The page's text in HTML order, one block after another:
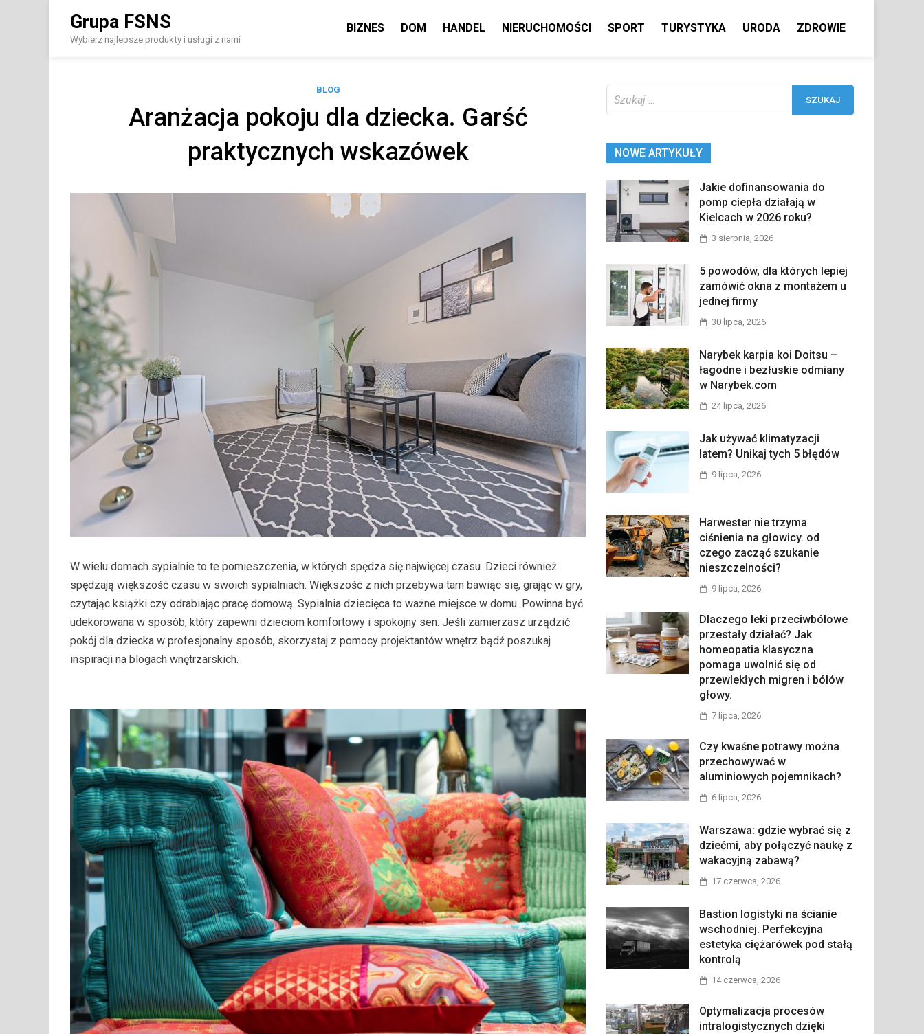
content
Grupa FSNS
Wybierz najlepsze produkty i usługi z nami
BIZNES DOM HANDEL NIERUCHOMOŚCI SPORT TURYSTYKA URODA ZDROWIE
BLOG
Aranżacja pokoju dla dziecka. Garść
praktycznych wskazówek
W wielu domach sypialnie to te pomieszczenia, w których spędza się najwięcej czasu. Dzieci również
spędzają większość czasu w swoich sypialniach. Większość z nich przebywa tam bawiąc się, grając w gry,
czytając książki czy odrabiając pracę domową. Sypialnia dziecięca to ważne miejsce w domu. Powinna być
udekorowana w sposób, który zapewni dzieciom komfortowy i spokojny sen. Jeśli zamierzasz urządzić
pokój dla dziecka w profesjonalny sposób, skorzystaj z pomocy projektantów wnętrz bądź poszukaj
inspiracji na blogach wnętrzarskich.
NOWE ARTYKUŁY
Jakie dofinansowania do
pomp ciepła działają w
Kielcach w 2026 roku?
3 sierpnia, 2026
5 powodów, dla których lepiej
zamówić okna z montażem u
jednej firmy
30 lipca, 2026
Narybek karpia koi Doitsu –
łagodne i bezłuskie odmiany
w Narybek.com
24 lipca, 2026
Jak używać klimatyzacji
latem? Unikaj tych 5 błędów
9 lipca, 2026
Harwester nie trzyma
ciśnienia na głowicy. od
czego zacząć szukanie
nieszczelności?
9 lipca, 2026
Dlaczego leki przeciwbólowe
przestały działać? Jak
homeopatia klasyczna
pomaga uwolnić się od
przewlekłych migren i bólów
głowy.
7 lipca, 2026
Czy kwaśne potrawy można
przechowywać w
aluminiowych pojemnikach?
6 lipca, 2026
Warszawa: gdzie wybrać się z
dziećmi, aby połączyć naukę z
wakacyjną zabawą?
17 czerwca, 2026
Bastion logistyki na ścianie
wschodniej. Perfekcyjna
estetyka ciężarówek pod stałą
kontrolą
14 czerwca, 2026
Optymalizacja procesów
intralogistycznych dzięki